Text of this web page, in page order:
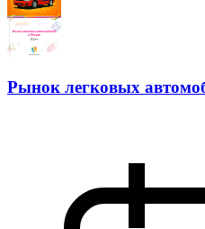
Рынок легковых